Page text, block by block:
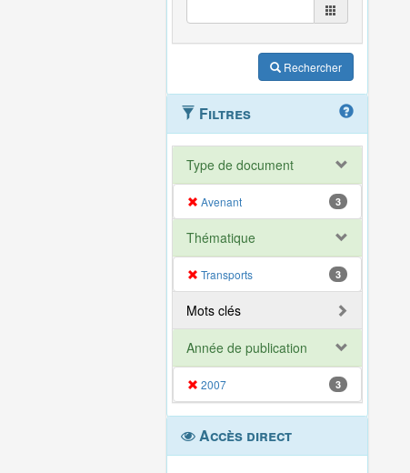
Rechercher
Filtres
Type de document
Avenant 3
Thématique
Transports 3
Mots clés
Année de publication
2007 3
Accès direct